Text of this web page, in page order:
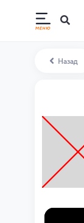
Назад